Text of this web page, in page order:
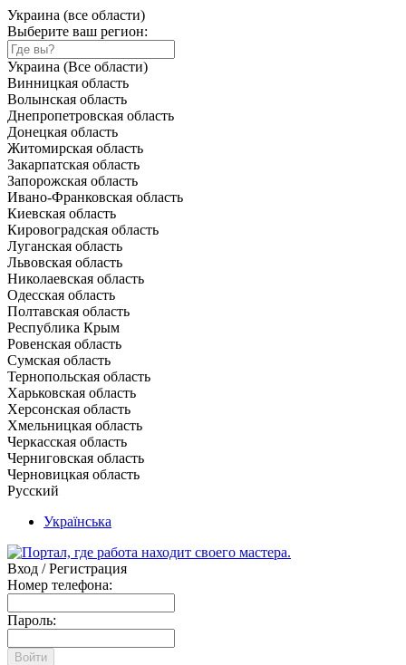
Украина (все области)
Выберите ваш регион:
Украина (Все области)
Винницкая область
Волынская область
Днепропетровская область
Донецкая область
Житомирская область
Закарпатская область
Запорожская область
Ивано-Франковская область
Киевская область
Кировоградская область
Луганская область
Львовская область
Николаевская область
Одесская область
Полтавская область
Республика Крым
Ровенская область
Сумская область
Тернопольская область
Харьковская область
Херсонская область
Хмельницкая область
Черкасская область
Черниговская область
Черновицкая область
Русский
Українська
Вход / Регистрация
Номер телефона:
Пароль:
Войти